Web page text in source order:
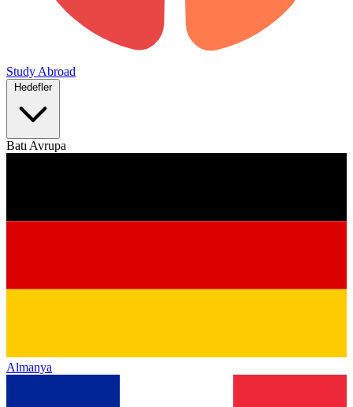
Study Abroad
Hedefler
Batı Avrupa
Almanya